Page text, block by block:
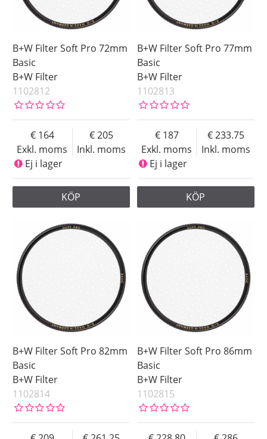
B+W Filter Soft Pro 72mm
Basic
B+W Filter
1102812
Exkl. moms
164
Inkl. moms
205
Ej i lager
KÖP
B+W Filter Soft Pro 77mm
Basic
B+W Filter
1102813
Exkl. moms
187
Inkl. moms
233.75
Ej i lager
KÖP
B+W Filter Soft Pro 82mm
Basic
B+W Filter
1102814
B+W Filter Soft Pro 86mm
Basic
B+W Filter
1102815